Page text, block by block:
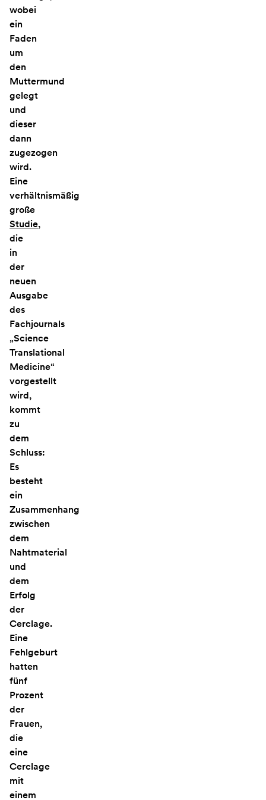
wobei
ein
Faden
um
den
Muttermund
gelegt
und
dieser
dann
zugezogen
wird.
Eine
verhältnismäßig
große
Studie,
die
in
der
neuen
Ausgabe
des
Fachjournals
„Science
Translational
Medicine“
vorgestellt
wird,
kommt
zu
dem
Schluss:
Es
besteht
ein
Zusammenhang
zwischen
dem
Nahtmaterial
und
dem
Erfolg
der
Cerclage.
Eine
Fehlgeburt
hatten
fünf
Prozent
der
Frauen,
die
eine
Cerclage
mit
einem